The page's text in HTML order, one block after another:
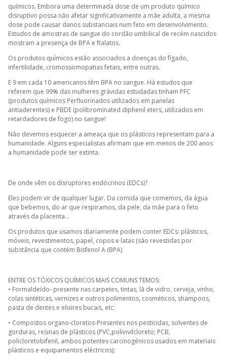
químicos. Embora uma determinada dose de um produto químico
disruptivo possa não afetar significativamente a mãe adulta, a mesma
dose pode causar danos substanciais num feto em desenvolvimento.
Estudos de amostras de sangue do cordão umbilical de recém nascidos
mostram a presença de BPA e ftalatos.
Os produtos químicos estão associados a doenças do fígado,
infertilidade, cromossomopatias fetais, entre outras.
E 9 em cada 10 americanos têm BPA no sangue. Há estudos que
referem que 99% das mulheres grávidas estudadas tinham PFC
(produtos químicos Perfluorinados utilizados em panelas
antiaderentes) e PBDE (polibrominated diphenil eters, utilizados em
retardadores de fogo) no sangue!
Não devemos esquecer a ameaça que os plásticos representam para a
humanidade. Alguns especialistas afirmam que em menos de 200 anos
a humanidade pode ser extinta.
De onde vêm os disruptores endócrinos (EDCs)?
Eles podem vir de qualquer lugar. Da comida que comemos, da água
que bebemos, do ar que respiramos, da pele, da mãe para o feto
através da placenta...
Os produtos que usamos diariamente podem conter EDCs: plásticos,
móveis, revestimentos, papel, copos e latas (são revestidas por
substância que contém Bisfenol A (BPA)
ENTRE OS TÓXICOS QUÍMICOS MAIS COMUNS TEMOS:
• Formaldeído- presente nas carpetes, tintas, lã de vidro, cerveja, vinho,
colas sintéticas, vernizes e outros polimentos, cosméticos, shampoos,
pasta de dentes e elixires bucais, etc;
• Compostos organo-cloretos-Presentes nos pesticidas, solventes de
gorduras, resinas de plásticos (PVC,polivivilcloreto; PCB,
policloretobifenil, ambos potentes carcinogénicos usados em materiais
plásticos e equipamentos eléctricos);